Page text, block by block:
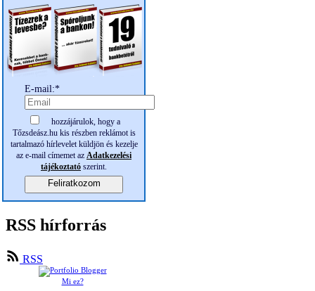
E-mail:*
hozzájárulok, hogy a
Tőzsdeász.hu kis részben reklámot is
tartalmazó hírlevelet küldjön és kezelje
az e-mail címemet az Adatkezelési
tájékoztató szerint.
Feliratkozom
RSS hírforrás
RSS
Mi ez?